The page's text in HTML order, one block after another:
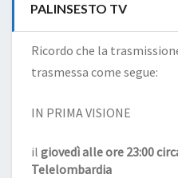
PALINSESTO TV
Ricordo che la
trasmessa come segue:
IN PRIMA VISIONE
il giovedì alle ore 23:00
Telelombardia